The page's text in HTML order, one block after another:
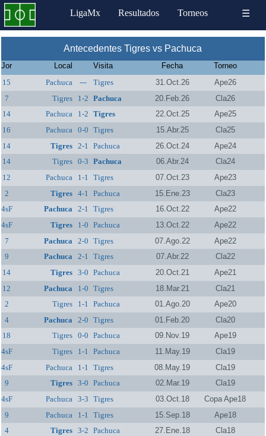
LigaMx Resultados Torneos ☰
Antecedentes Tigres vs Pachuca
Jor Local Visita Fecha
Torneo
15
Pachuca --- Tigres 31.Oct.26
Ape26
7
Tigres 1-2 Pachuca 20.Feb.26
Cla26
14
Pachuca 1-2 Tigres 22.Oct.25
Ape25
16
Pachuca 0-0 Tigres 15.Abr.25
Cla25
14
Tigres 2-1 Pachuca 26.Oct.24
Ape24
14
Tigres 0-3 Pachuca 06.Abr.24
Cla24
12
Pachuca 1-1 Tigres 07.Oct.23
Ape23
2
Tigres 4-1 Pachuca 15.Ene.23
Cla23
4sF
Pachuca 2-1 Tigres 16.Oct.22
Ape22
4sF
Tigres 1-0 Pachuca 13.Oct.22
Ape22
7
Pachuca 2-0 Tigres 07.Ago.22
Ape22
9
Pachuca 2-1 Tigres 07.Abr.22
Cla22
14
Tigres 3-0 Pachuca 20.Oct.21
Ape21
12
Pachuca 1-0 Tigres 18.Mar.21
Cla21
2
Tigres 1-1 Pachuca 01.Ago.20
Ape20
4
Pachuca 2-0 Tigres 01.Feb.20
Cla20
18
Tigres 0-0 Pachuca 09.Nov.19
Ape19
4sF
Tigres 1-1 Pachuca 11.May.19
Cla19
4sF
Pachuca 1-1 Tigres 08.May.19
Cla19
9
Tigres 3-0 Pachuca 02.Mar.19
Cla19
4sF
Pachuca 3-3 Tigres 03.Oct.18
Copa Ape18
9
Pachuca 1-1 Tigres 15.Sep.18
Ape18
4
Tigres 3-2 Pachuca 27.Ene.18
Cla18